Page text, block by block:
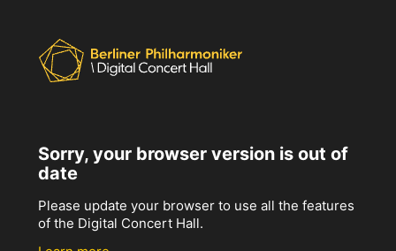
Sorry, your browser version is out of
date
Please update your browser to use all the features
of the Digital Concert Hall.